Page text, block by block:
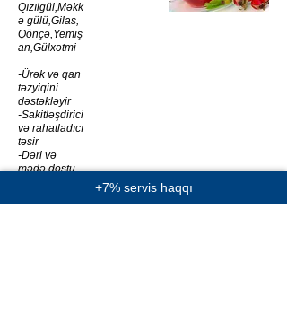
Qızılgül,Məkk
ə gülü,Gilas,
Qönçə,Yemiş
an,Gülxətmi
-Ürək və qan
təzyiqini
dəstəkləyir
-Sakitləşdirici
və rahatladıcı
təsir
-Dəri və
mədə dostu
+7% servis haqqı